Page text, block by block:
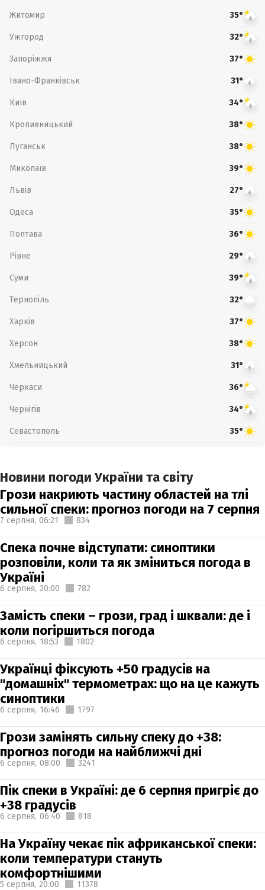
Житомир 35°
Ужгород 32°
Запоріжжя 37°
Івано-Франківськ 31°
Київ 34°
Кропивницький 38°
Луганськ 38°
Миколаїв 39°
Львів 27°
Одеса 35°
Полтава 36°
Рівне 29°
Суми 39°
Тернопіль 32°
Харків 37°
Херсон 38°
Хмельницький 31°
Черкаси 36°
Чернігів 34°
Севастополь 35°
Новини погоди України та світу
Грози накриють частину областей на тлі
сильної спеки: прогноз погоди на 7 серпня
7 серпня, 06:21 834
Спека почне відступати: синоптики
розповіли, коли та як зміниться погода в
Україні
6 серпня, 20:00 782
Замість спеки – грози, град і шквали: де і
коли погіршиться погода
6 серпня, 18:53 1802
Українці фіксують +50 градусів на
"домашніх" термометрах: що на це кажуть
синоптики
6 серпня, 16:46 1797
Грози замінять сильну спеку до +38:
прогноз погоди на найближчі дні
6 серпня, 08:00 3241
Пік спеки в Україні: де 6 серпня пригріє до
+38 градусів
6 серпня, 06:40 818
На Україну чекає пік африканської спеки:
коли температури стануть
комфортнішими
5 серпня, 20:00 11378